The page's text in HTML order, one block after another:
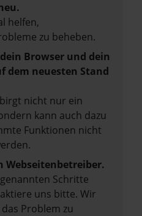
helfen,
zu beheben.
Browser und dein
dem neuesten Stand
nicht nur ein
kann auch dazu
Funktionen nicht
Webseitenbetreiber.
Schritte
uns bitte. Wir
Problem zu